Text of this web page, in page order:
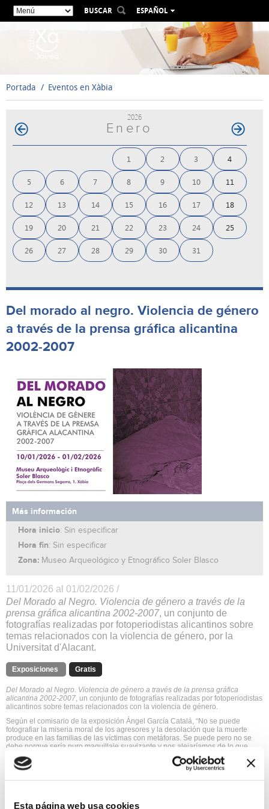
Esta página web usa cookies
BUSCAR
ESPAÑOL
VALENCIÀ
ENGLISH
FRANÇAIS
Portada Eventos en Xàbia
2026
Enero
1 2 3 4
5 6 7 8 9 10 11
12 13 14 15 16 17 18
19 20 21 22 23 24 25
26 27 28 29 30 31
Del morado al negro. Violencia de género
a través de la prensa gráfica alicantina
2002-2007
Más información
Hora inicio: Sin especificar
Hora fin: Sin especificar
Zona: Museo Arqueológico y Etnográfico Soler Blasco
11/01/2026 al 01/02/2026 /
Del Morado al Negro. Violencia de género a través de la
prensa gráfica alicantina 2002-2007, un conjunto de
fotografías realizadas por fotoperiodistas alicantinos sobre
temas relacionados con la violencia de género, por la
Universitat d'Alacant.
Exposiciones Gratis
Del Morado al Negro. Violencia de género a través de la prensa gráfica
alicantina 2002-2007, un conjunto de fotografías realizadas por fotoperiodistas
alicantinos sobre temas relacionados con la violencia de género.
Según el comisario de la exposición Ángel García Catalá, “No se puede
fotografiar la miseria moral de los agresores y la desolación que la muerte
produce en las familias de las víctimas con metáforas. Se puede pero no se
debe porque sería puro maquillaje suavizante y nos alejaríamos de lo que
pretendemos: que la sociedad se ponga en la piel de estas personas y
reaccione, se solidarice, se indigne, se espante, actúe, eduque en
consecuencia y no se acostumbre jamás”, añade.
desenterrar la memoria de estas chicas de la oscuridad de los discos duros